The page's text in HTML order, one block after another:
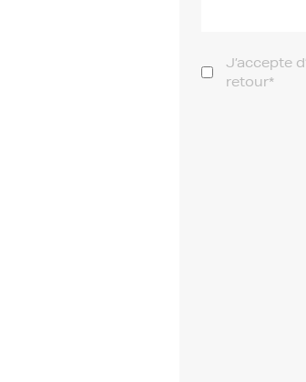
J’accepte
retour*